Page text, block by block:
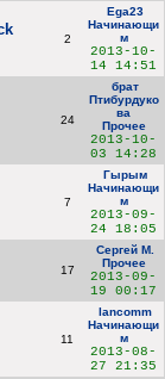
2
Ega23
Начинающи
м
2013-10-
14 14:51
24
брат
Птибурдуко
ва
Прочее
2013-10-
03 14:28
7
Гырым
Начинающи
м
2013-09-
24 18:05
17
Сергей М.
Прочее
2013-09-
19 00:17
11
lancomm
Начинающи
м
2013-08-
27 21:35